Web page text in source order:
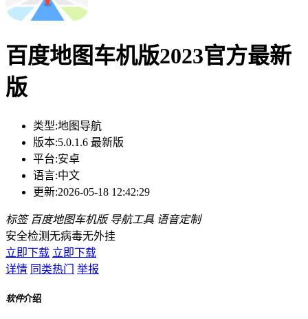
百度地图车机版2023官方最新
版
类型:地图导航
版本:5.0.1.6 最新版
平台:安卓
语言:中文
更新:2026-05-18 12:42:29
标签 百度地图车机版 导航工具 语音定制
安全检测无病毒无外挂
立即下载 立即下载
详情 同类热门 举报
软件介绍